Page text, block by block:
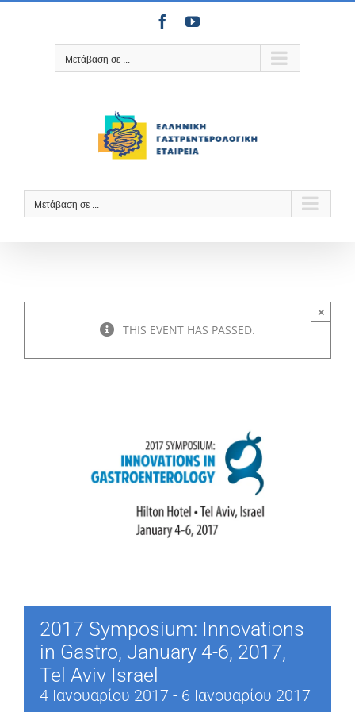
Μετάβαση
FacebookYouTube
Μετάβαση σε ...
Μετάβαση σε ...
THIS EVENT HAS PASSED.
×
2017 Symposium: Innovations
in Gastro, January 4-6, 2017,
Tel Aviv Israel
4 Ιανουαρίου 2017 - 6 Ιανουαρίου 2017